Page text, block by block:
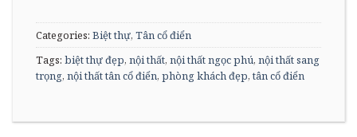
Categories: Biệt thự, Tân cổ điển
Tags: biệt thự đẹp, nội thất, nội thất ngọc phú, nội thất sang
trọng, nội thất tân cổ điển, phòng khách đẹp,tân cổ điển